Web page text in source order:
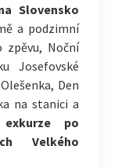
Slovensko
a podzimní
zpěvu, Noční
Josefovské
Den
na stanici a
exkurze po
Velkého